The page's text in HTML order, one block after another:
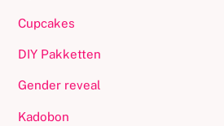
Cupcakes
DIY Pakketten
Gender reveal
Kadobon